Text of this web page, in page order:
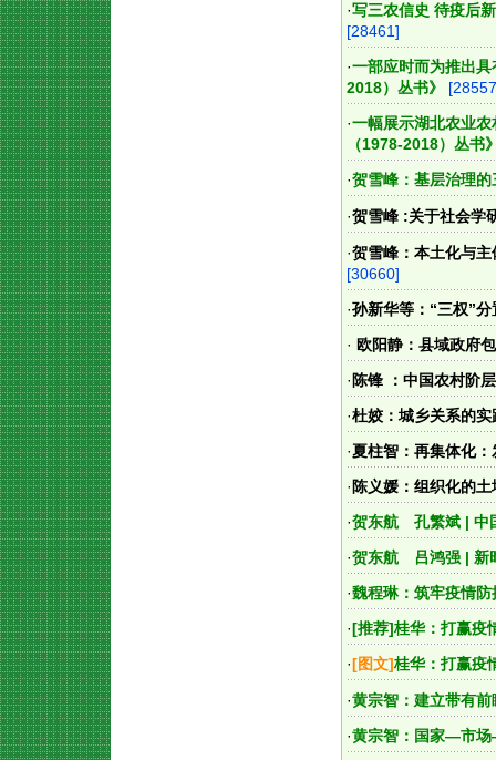
·写三农信史 待疫后
[28461]
·一部应时而为推出
2018）丛书》
·一幅展示湖北农业
（1978-2018）丛书
·贺雪峰：基层治理的
·贺雪峰 :关于社会学
·贺雪峰：本土化与
[30660]
·孙新华等：“三权”
· 欧阳静：县域政府
· 陈锋 ：中国农村阶
·杜姣：城乡关系的
·夏柱智：再集体化
· 陈义媛：组织化的
·贺东航 孔繁斌 | 中
·贺东航 吕鸿强 | 新
·魏程琳：筑牢疫情
·[推荐]桂华：打赢疫
·[图文]桂华：打赢疫
·黄宗智：建立带有
·黄宗智：国家—市场